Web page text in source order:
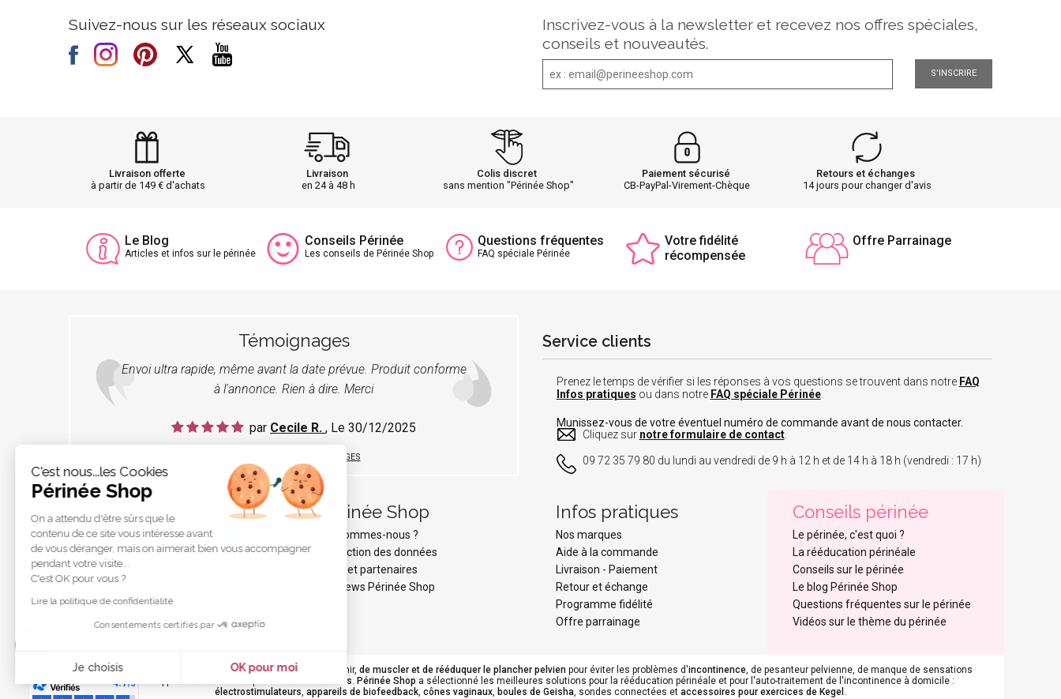
Suivez-nous sur les réseaux sociaux
Inscrivez-vous à la newsletter et recevez nos offres spéciales,
conseils et nouveautés.
S'INSCRIRE
Livraison offerte
à partir de 149 € d'achats
Livraison
en 24 à 48 h
Colis discret
sans mention "Périnée Shop"
Paiement sécurisé
CB-PayPal-Virement-Chèque
Retours et échanges
14 jours pour changer d'avis
Le Blog
Articles et infos sur le périnée
Conseils Périnée
Les conseils de Périnée Shop
Questions fréquentes
FAQ spéciale Périnée
Votre fidélité
récompensée
Offre Parrainage
Témoignages
Envoi ultra rapide, même avant la date prévue. Produit conforme
à l'annonce. Rien à dire. Merci
par Cecile R. , Le 30/12/2025
LIRE TOUS LES TÉMOIGNAGES
Service clients
Prenez le temps de vérifier si les réponses à vos questions se trouvent dans notre FAQ
Infos pratiques ou dans notre FAQ spéciale Périnée.
Munissez-vous de votre éventuel numéro de commande avant de nous contacter.
Cliquez sur notre formulaire de contact.
09 72 35 79 80 du lundi au vendredi de 9 h à 12 h et de 14 h à 18 h (vendredi : 17 h)
Périnée Shop
Qui sommes-nous ?
Protection des données
Liens et partenaires
Les news Périnée Shop
Infos pratiques
Nos marques
Aide à la commande
Livraison - Paiement
Retour et échange
Programme fidélité
Offre parrainage
Conseils périnée
Le périnée, c'est quoi ?
La rééducation périnéale
Conseils sur le périnée
Le blog Périnée Shop
Questions fréquentes sur le périnée
Vidéos sur le thème du périnée
Votrepérinée est précieux ! Il est donc primordial d'entretenir, de muscler et de rééduquer le plancher pelvien pour éviter les problèmes d'incontinence, de pesanteur pelvienne, de manque de sensations
fuites urinaires. Périnée Shop a sélectionné les meilleures solutions pour la rééducation périnéale et pour l'auto-traitement de l'incontinence à domicile :
électrostimulateurs, appareils de biofeedback, cônes vaginaux, boules de Geisha, sondes connectées et accessoires pour exercices de Kegel .
C'est nous...les Cookies
Périnée Shop
On a attendu d'être sûrs que le
contenu de ce site vous intéresse avant
de vous déranger, mais on aimerait bien vous accompagner
pendant votre visite...
C'est OK pour vous ?
Lire la politique de confidentialité
Consentements certifiés par
Je choisis
OK pour moi
Axeptio consent
Plateforme de Gestion du Consentement : Personnalisez vos Options